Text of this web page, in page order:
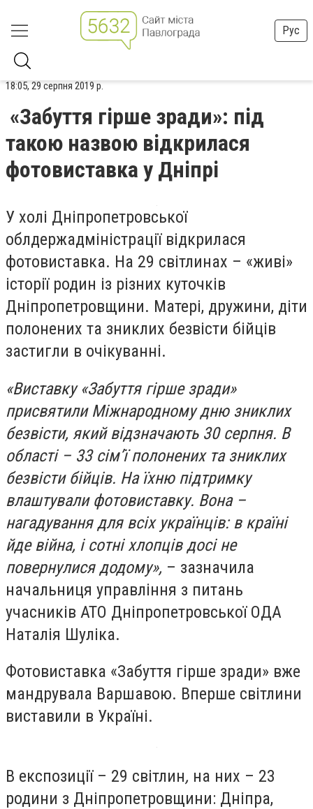
Рус
18:05, 29 серпня 2019 р.
«Забуття гірше зради»: під
такою назвою відкрилася
фотовиставка у Дніпрі
У холі Дніпропетровської
облдержадміністрації відкрилася
фотовиставка. На 29 світлинах – «живі»
історії родин із різних куточків
Дніпропетровщини. Матері, дружини, діти
полонених та зниклих безвісти бійців
застигли в очікуванні.
«Виставку «Забуття гірше зради»
присвятили Міжнародному дню зниклих
безвісти, який відзначають 30 серпня. В
області – 33 сім’ї полонених та зниклих
безвісти бійців. На їхню підтримку
влаштували фотовиставку. Вона –
нагадування для всіх українців: в країні
йде війна, і сотні хлопців досі не
повернулися додому», – зазначила
начальниця управління з питань
учасників АТО Дніпропетровської ОДА
Наталія Шуліка.
Фотовиставка «Забуття гірше зради» вже
мандрувала Варшавою. Вперше світлини
виставили в Україні.
В експозиції – 29 світлин, на них – 23
родини з Дніпропетровщини: Дніпра,